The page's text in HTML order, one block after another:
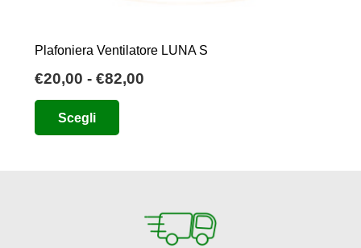
Plafoniera Ventilatore LUNA S
€20,00 - €82,00
Scegli
opzioni